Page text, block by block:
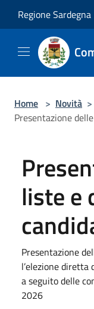
Regione Sardegna
Home > Novità >
Presentazione
liste e
Presentazione
l’elezione diretta
a seguito delle
2026